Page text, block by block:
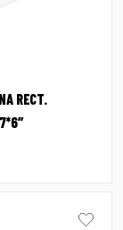
RECT.